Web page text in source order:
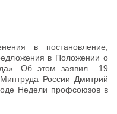
в постановление,
в Положении о
Об этом заявил 19
России Дмитрий
Недели профсоюзов в